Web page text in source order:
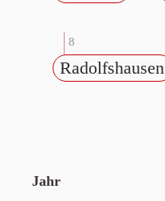
8
Radolfshausen
Jahr